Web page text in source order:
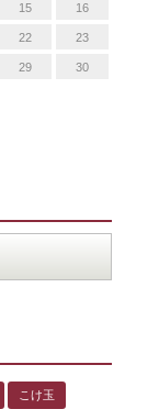
15 16
22 23
29 30
こけ玉